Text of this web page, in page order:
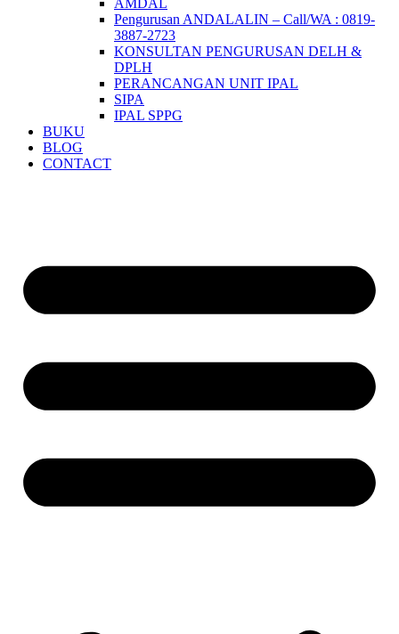
Pengurusan ANDALALIN – Call/WA : 0819-
3887-2723
KONSULTAN PENGURUSAN DELH &
DPLH​
PERANCANGAN UNIT IPAL
SIPA
IPAL SPPG
BUKU
BLOG
CONTACT